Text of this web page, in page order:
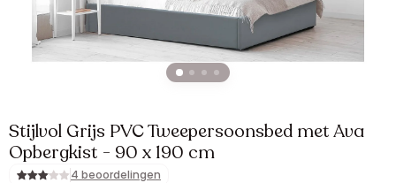
Stijlvol Grijs PVC Tweepersoonsbed met Ava
Opbergkist - 90 x 190 cm
4 beoordelingen